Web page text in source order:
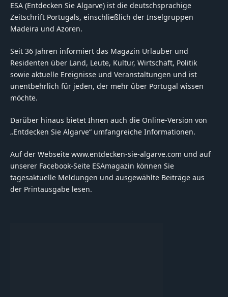
ESA (Entdecken Sie Algarve) ist die deutschsprachige
Zeitschrift Portugals, einschließlich der Inselgruppen
Madeira und Azoren.
Seit 36 Jahren informiert das Magazin Urlauber und
Residenten über Land, Leute, Kultur, Wirtschaft, Politik
sowie aktuelle Ereignisse und Veranstaltungen und ist
unentbehrlich für jeden, der mehr über Portugal wissen
möchte.
Darüber hinaus bietet Ihnen auch die Online-Version von
„Entdecken Sie Algarve“ umfangreiche Informationen.
Auf der Webseite www.entdecken-sie-algarve.com und auf
unserer Facebook-Seite ESAmagazin können Sie
tagesaktuelle Meldungen und ausgewählte Beiträge aus
der Printausgabe lesen.